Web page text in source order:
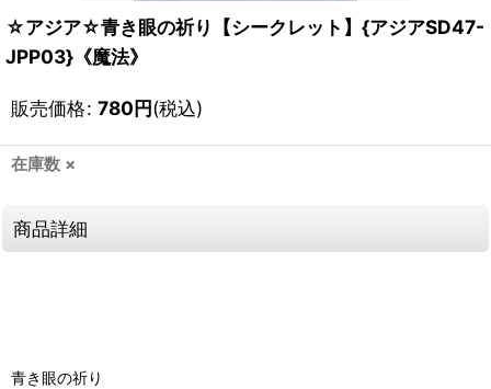
☆アジア☆青き眼の祈り【シークレット】{アジアSD47-
JPP03}《魔法》
販売価格: 780円(税込)
在庫数 ×
商品詳細
青き眼の祈り